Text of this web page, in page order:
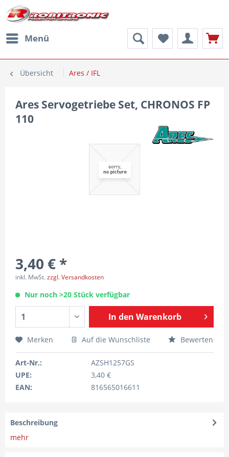
Menü
Übersicht Ares / IFL
Ares Servogetriebe Set, CHRONOS FP
110
3,40 € *
inkl. MwSt.zzgl. Versandkosten
Nur noch >20 Stück verfügbar
In den Warenkorb
Merken Auf die Wunschliste Bewerten
Art-Nr.:
AZSH1257GS
UPE:
3,40 €
EAN:
816565016611
Beschreibung
mehr